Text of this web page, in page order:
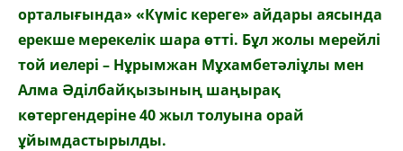
орталығында» «Күміс кереге» айдары аясында
ерекше мерекелік шара өтті. Бұл жолы мерейлі
той иелері – Нұрымжан Мұхамбетәліұлы мен
Алма Әділбайқызының шаңырақ
көтергендеріне 40 жыл толуына орай
ұйымдастырылды.